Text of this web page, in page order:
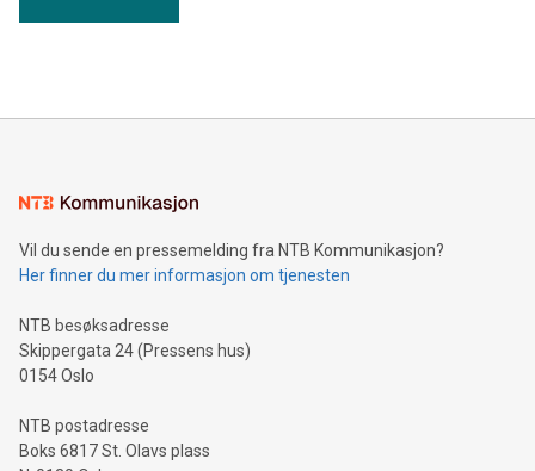
Vil du sende en pressemelding fra NTB Kommunikasjon?
Her finner du mer informasjon om tjenesten
NTB besøksadresse
Skippergata 24 (Pressens hus)
0154 Oslo
NTB postadresse
Boks 6817 St. Olavs plass